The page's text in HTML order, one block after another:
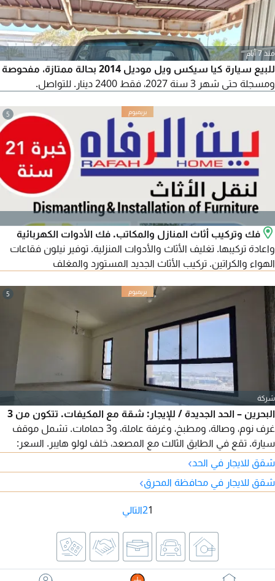
منذ 7 أيام
للبيع سيارة كيا سيكس ويل موديل 2014 بحالة ممتازة، مفحوصة
ومسجلة حتى شهر 3 سنة 2027، فقط 2400 دينار. للتواصل.
5
فك وتركيب أثاث المنازل والمكاتب. فك الأدوات الكهربائية
واعادة تركيبها. تغليف الأثاث والأدوات المنزلية. توفير نيلون فقاعات
الهواء والكراتين. تركيب الأثاث الجديد المستورد والمغلف
5
شركة
البحرين – الحد الجديدة / للإيجار: شقة مع المكيفات. تتكون من 3
غرف نوم، وصالة، ومطبخ، وغرفة عاملة، و3 حمامات. تشمل موقف
سيارة. تقع في الطابق الثالث مع المصعد، خلف لولو هايبر. السعر:
230 دينار (بدون الكهرباء) قابل للتفاوض. للتواصل عبر واتساب 973.
شقق للايجار في الحد›
شقق للايجار في محافظة المحرق›
1
2التالي